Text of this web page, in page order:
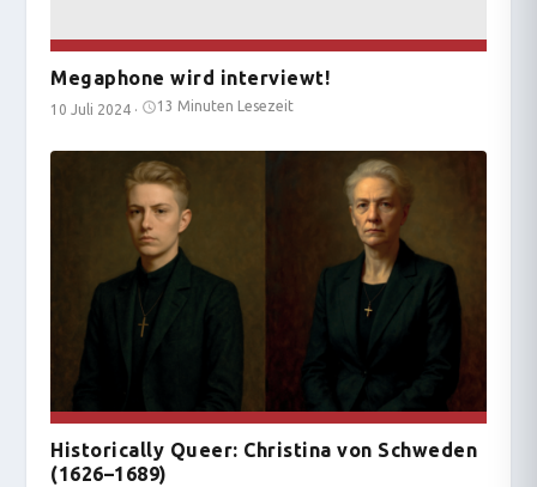
Megaphone wird interviewt!
10 Juli 2024 · 13 Minuten Lesezeit
Historically Queer: Christina von Schweden
(1626–1689)